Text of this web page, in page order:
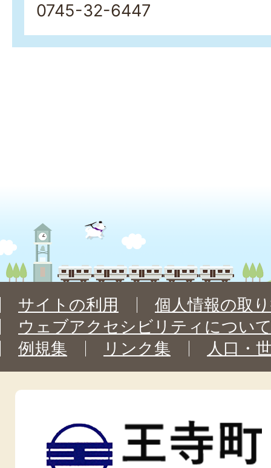
0745-32-6447
サイトの利用
個人情報の取
ウェブアクセシビリティについ
例規集
リンク集 人口・
王
寺